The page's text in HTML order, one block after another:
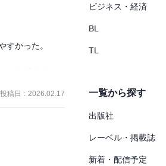
かった。
投稿日 : 2026.02.17
ビジネス・経済
BL
TL
一覧から探す
出版社
レーベル・掲載誌
新着・配信予定